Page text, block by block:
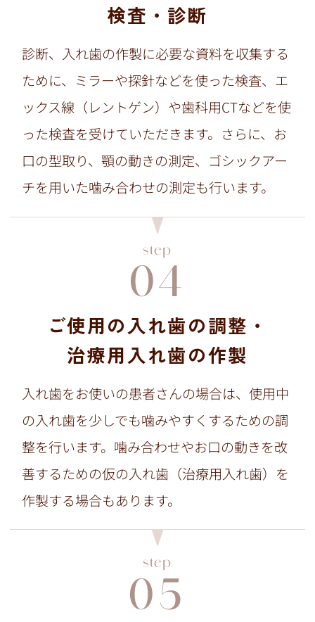
検査・診断
診断、入れ歯の作製に必要な資料を収集する
ために、ミラーや探針などを使った検査、エ
ックス線（レントゲン）や歯科用CTなどを使
った検査を受けていただきます。さらに、お
口の型取り、顎の動きの測定、ゴシックアー
チを用いた噛み合わせの測定も行います。
step
04
ご使用の入れ歯の調整・
治療用入れ歯の作製
入れ歯をお使いの患者さんの場合は、使用中
の入れ歯を少しでも噛みやすくするための調
整を行います。噛み合わせやお口の動きを改
善するための仮の入れ歯（治療用入れ歯）を
作製する場合もあります。
step
05